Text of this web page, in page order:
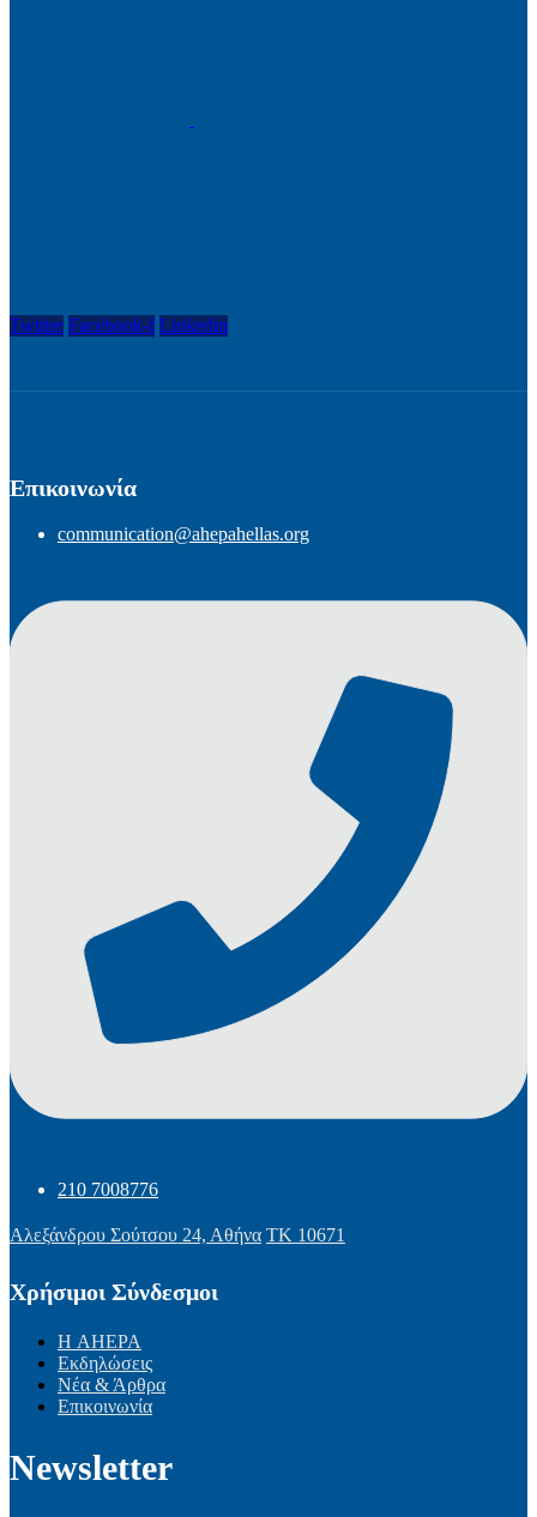
Twitter Facebook-f Linkedin
Επικοινωνία
communication@ahepahellas.org
210 7008776
Αλεξάνδρου Σούτσου 24, Αθήνα ΤΚ 10671
Χρήσιμοι Σύνδεσμοι
Η AHEPA
Εκδηλώσεις
Νέα & Άρθρα
Επικοινωνία
Newsletter